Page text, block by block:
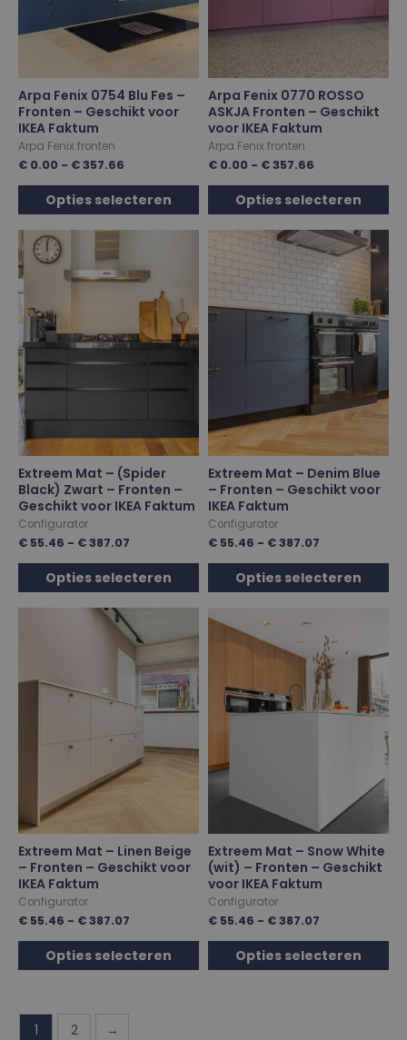
Arpa Fenix 0754 Blu Fes –
Fronten – Geschikt voor
IKEA Faktum
Arpa Fenix fronten
€ 0.00 - €357.66
Opties selecteren
Arpa Fenix 0770 ROSSO
ASKJA Fronten – Geschikt
voor IKEA Faktum
Arpa Fenix fronten
€ 0.00 - €357.66
Opties selecteren
Extreem Mat – (Spider
Black) Zwart – Fronten –
Geschikt voor IKEA Faktum
Configurator
€ 55.46 - €387.07
Opties selecteren
Extreem Mat – Denim Blue
– Fronten – Geschikt voor
IKEA Faktum
Configurator
€ 55.46 - €387.07
Opties selecteren
Extreem Mat – Linen Beige
– Fronten – Geschikt voor
IKEA Faktum
Configurator
€ 55.46 - €387.07
Opties selecteren
Extreem Mat – Snow White
(wit) – Fronten – Geschikt
voor IKEA Faktum
Configurator
€ 55.46 - €387.07
Opties selecteren
1 2 →